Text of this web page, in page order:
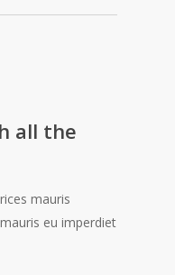
all the
mauris
eu imperdiet